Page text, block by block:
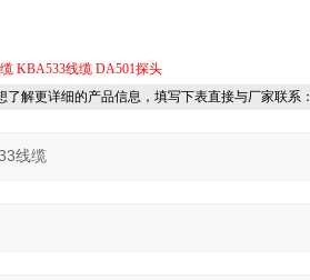
KBA533线缆 DA501探头
了解更详细的产品信息，填写下表直接与厂家联系：